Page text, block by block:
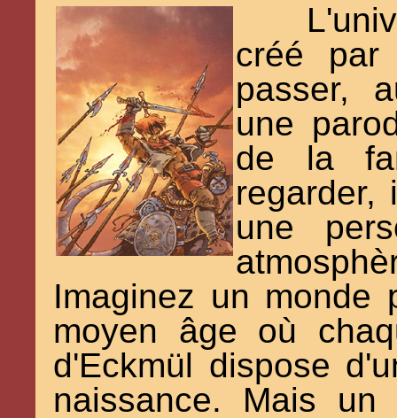
créé par
passer,
une
de la
regarder,
une
Imaginez un monde
moyen âge où
d'Eckmül dispose
naissance. Mais un